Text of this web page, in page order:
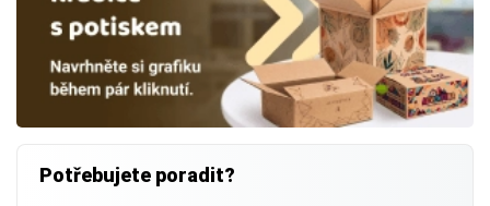
Potřebujete poradit?